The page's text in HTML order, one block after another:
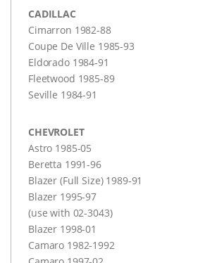
CADILLAC
Cimarron 1982-88
Coupe De Ville 1985-93
Eldorado 1984-91
Fleetwood 1985-89
Seville 1984-91
CHEVROLET
Astro 1985-05
Beretta 1991-96
Blazer (Full Size) 1989-91
Blazer 1995-97
(use with 02-3043)
Blazer 1998-01
Camaro 1982-1992